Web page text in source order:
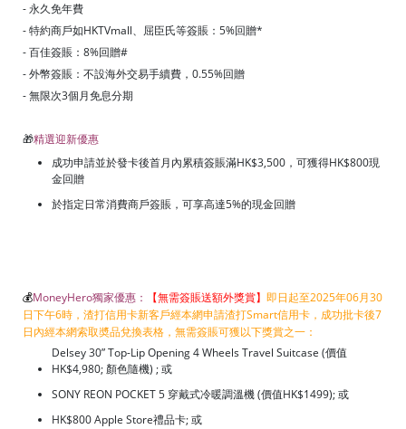
- 永久免年費
- 特約商戶如HKTVmall、屈臣氏等簽賬：5%回贈*
- 百佳簽賬：8%回贈#
- 外幣簽賬：不設海外交易手續費，0.55%回贈
- 無限次3個月免息分期
🎁精選迎新優惠
成功申請並於發卡後首月內累積簽賬滿HK$3,500，可獲得HK$800現
金回贈
於指定日常消費商戶簽賬，可享高達5%的現金回贈
💰MoneyHero獨家優惠： 【無需簽賬送額外獎賞】 即日起至2025年06月30
日下午6時，渣打信用卡新客戶經本網申請渣打Smart信用卡，成功批卡後7
日內經本網索取奬品兌換表格，無需簽賬可獲以下獎賞之一：
Delsey 30” Top-Lip Opening 4 Wheels Travel Suitcase (價值
HK$4,980; 顏色隨機) ; 或
SONY REON POCKET 5 穿戴式冷暖調溫機 (價值HK$1499); 或
HK$800 Apple Store禮品卡; 或